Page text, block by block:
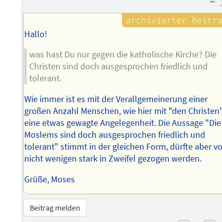
Hallo!
was hast Du nur gegen die katholische Kirche? Die
Christen sind doch ausgesprochen friedlich und
tolerant.
Wie immer ist es mit der Verallgemeinerung einer
großen Anzahl Menschen, wie hier mit "den
eine etwas gewagte Angelegenheit. Die Aussage "Die
Moslems sind doch ausgesprochen friedlich und
tolerant" stimmt in der gleichen Form, dürfte aber
nicht wenigen stark in Zweifel gezogen werden.
Grüße, Moses
Beitrag melden